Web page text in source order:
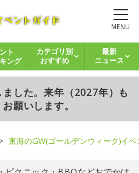
MENU
ト
ング
カテゴリ別
おすすめ
最新
ニュース
した。来年（2027年）も
願いします。
東海のGW(ゴールデンウィーク)イ